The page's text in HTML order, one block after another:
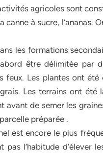
agricoles sont
canne à sucre, l’ananas.
les formations
être délimitée par
feux. Les plantes ont
Les terrains ont
avant de semer les
préparée .
est encore le plus
pas l’habitude